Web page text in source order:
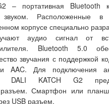
– портативная Bluetooth
звуком. Расположенные в
корпусе специально
аудио сигнал от
Bluetooth 5.0
звучания с поддержкой
Для подключения
DALI KATCH G2
Смартфон или
USB разъем.